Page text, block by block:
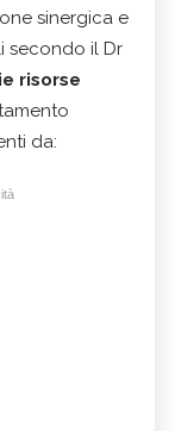
sinergica e
secondo il Dr
risorse
da: